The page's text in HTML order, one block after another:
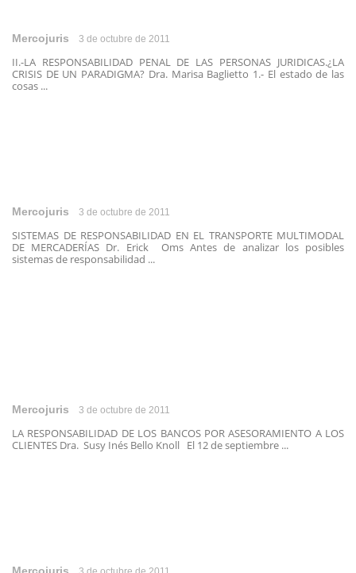
Mercojuris 3 de octubre de 2011
II.-LA RESPONSABILIDAD PENAL DE LAS PERSONAS JURIDICAS.¿LA
CRISIS DE UN PARADIGMA? Dra. Marisa Baglietto 1.- El estado de las
cosas ...
Mercojuris 3 de octubre de 2011
SISTEMAS DE RESPONSABILIDAD EN EL TRANSPORTE MULTIMODAL
DE MERCADERÍAS Dr. Erick Oms Antes de analizar los posibles
sistemas de responsabilidad ...
Mercojuris 3 de octubre de 2011
LA RESPONSABILIDAD DE LOS BANCOS POR ASESORAMIENTO A LOS
CLIENTES Dra. Susy Inés Bello Knoll El 12 de septiembre ...